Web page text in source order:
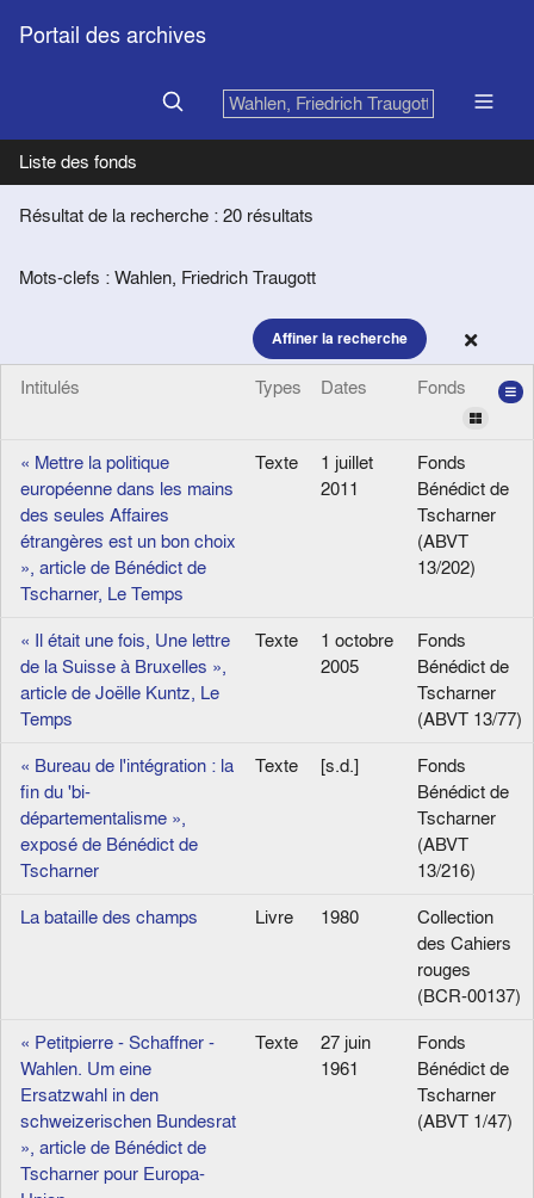
Portail des archives
Liste des fonds
Résultat de la recherche : 20 résultats
Mots-clefs : Wahlen, Friedrich Traugott
Affiner la recherche
Intitulés Types Dates Fonds
« Mettre la politique
européenne dans les mains
des seules Affaires
étrangères est un bon choix
», article de Bénédict de
Tscharner, Le Temps
Texte
1 juillet
2011
Fonds
Bénédict de
Tscharner
(ABVT
13/202)
« Il était une fois, Une lettre
de la Suisse à Bruxelles »,
article de Joëlle Kuntz, Le
Temps
Texte
1 octobre
2005
Fonds
Bénédict de
Tscharner
(ABVT 13/77)
« Bureau de l'intégration : la
fin du 'bi-
départementalisme »,
exposé de Bénédict de
Tscharner
Texte [s.d.]
Fonds
Bénédict de
Tscharner
(ABVT
13/216)
La bataille des champs
Livre 1980
Collection
des Cahiers
rouges
(BCR-00137)
« Petitpierre - Schaffner -
Wahlen. Um eine
Ersatzwahl in den
schweizerischen Bundesrat
», article de Bénédict de
Tscharner pour Europa-
Texte
27 juin
1961
Fonds
Bénédict de
Tscharner
(ABVT 1/47)